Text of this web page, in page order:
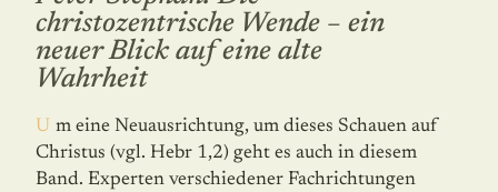
christozentrische Wende – ein
neuer Blick auf eine alte
Wahrheit
Um eine Neuausrichtung, um dieses Schauen auf
Christus (vgl. Hebr 1,2) geht es auch in diesem
Band. Experten verschiedener Fachrichtungen